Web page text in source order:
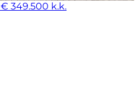
€ 349.500 k.k.